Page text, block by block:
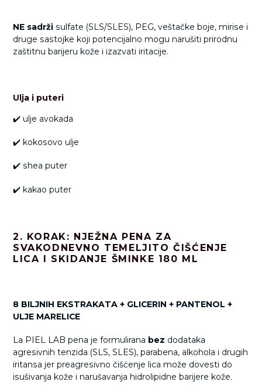
NE sadrži sulfate (SLS/SLES), PEG, veštačke boje, mirise i
druge sastojke koji potencijalno mogu narušiti prirodnu
zaštitnu barijeru kože i izazvati iritacije.
Ulja i puteri
✔️ ulje avokada
✔️ kokosovo ulje
✔️ shea puter
✔️ kakao puter
2. KORAK: NJEŽNA PENA ZA
SVAKODNEVNO TEMELJITO ČIŠĆENJE
LICA I SKIDANJE ŠMINKE 180 ML
8 BILJNIH EKSTRAKATA + GLICERIN + PANTENOL +
ULJE MARELICE
La PIEL LAB pena je formulirana bez dodataka
agresivnih tenzida (SLS, SLES), parabena, alkohola i drugih
iritansa jer preagresivno čišćenje lica može dovesti do
isušivanja kože i narušavanja hidrolipidne barijere kože.